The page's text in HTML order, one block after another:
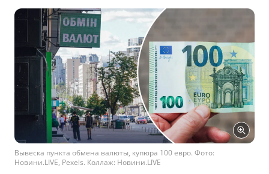
Вывеска пункта обмена валюты, купюра 100 евро. Фото:
Новини.LIVE, Pexels. Коллаж: Новини.LIVE